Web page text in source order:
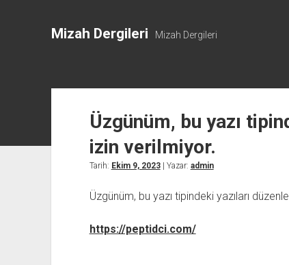
Mizah Dergileri Mizah Dergileri
Üzgünüm, bu yazı
izin verilmiyor.
Tarih: Ekim 9, 2023| Yazar: admin
Üzgünüm, bu yazı tipindeki yazıları
https://peptidci.com/